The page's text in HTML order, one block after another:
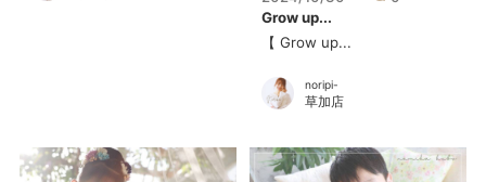
Grow up...
【 Grow up...
noripi-
草加店